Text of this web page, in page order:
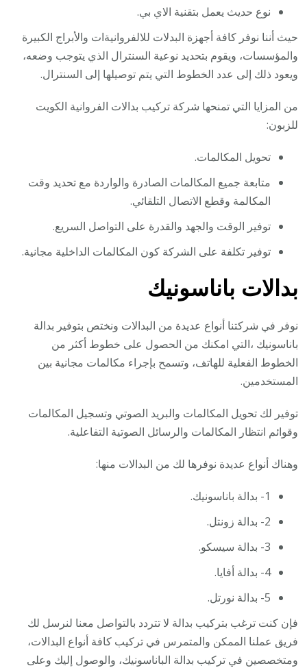
نوع حديث يعمل بتقنية الاي بي.
حيث أننا نوفر كافة أجهزة البدلات للالفروانيةات والأبراج الكبيرة
والمؤسسات، ويقوم بتحديد نوعية السنترال الذي يتوجب وضعه،
ويعود ذلك إلى عدد الخطوط التي يتم توصيلها إلى السنترال.
من المزايا التي تمنحها شركة تركيب بدالات الفروانية الكويت
للزبون:
تحويل المكالمات.
متابعة جميع المكالمات الصادرة والواردة مع تحديد وقت
المكالمة وقطع الاتصال التلقائي.
توفير الوقت والجهد والقدرة على التواصل السريع.
توفير تكلفة على الشركة كون المكالمات الداخلية مجانية.
بدالات باناسونيك
نوفر في شركتنا أنواع عديدة من البدالات ونختص بتوفير بدالة
باناسونيك ،التي امكنك من الحصول على خطوط أكثر من
الخطوط الفعلية للهاتف، وتسمح بإجراء مكالمات مجانية بين
المستخدمين.
توفير لك تحويل المكالمات والبريد الصوتي وتسجيل المكالمات
وقوائم انتظار المكالمات والرسائل الصوتية التفاعلية.
وهناك أنواع عديدة نوفرها لك من البدالات منها:
1- بدالة باناسونيك.
2- بدالة زونتل.
3- بدالة سيسكو.
4- بدالة أفايا.
5- بدالة نورتل.
فإن كنت ترغب بتركيب بدالة لا تتردد بالتواصل معنا لنرسل لك
فريق عملنا الممكن والمتمرس في تركيب كافة أنواع البدالات،
ومتخصصين في تركيب بدالة الباناسونيك، والوصول إليك وعلى